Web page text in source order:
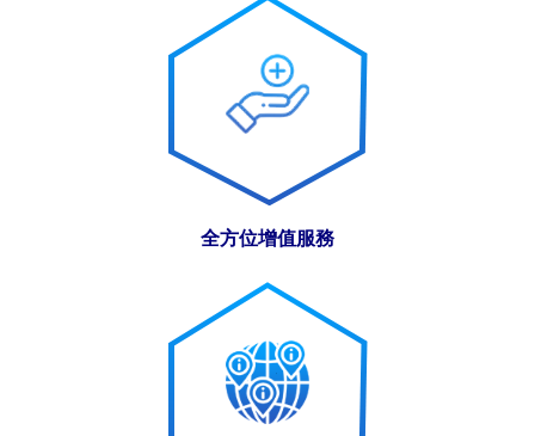
全方位增值服務